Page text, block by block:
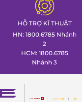
HỖ TRỢ KĨ THUẬT
HN: 1800.6785 Nhánh
2
HCM: 1800.6785
Nhánh 3